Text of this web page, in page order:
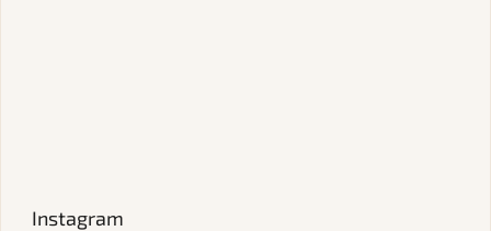
Instagram